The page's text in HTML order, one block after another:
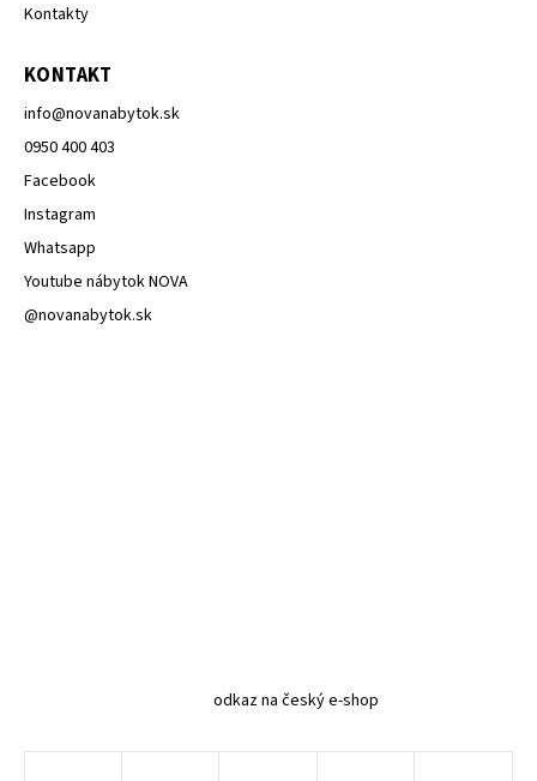
Kontakty
KONTAKT
info@novanabytok.sk
0950 400 403
Facebook
Instagram
Whatsapp
Youtube nábytok NOVA
@novanabytok.sk
odkaz na český e-shop